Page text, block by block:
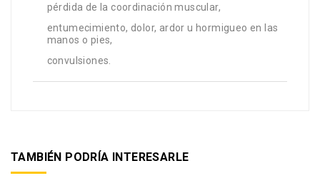
pérdida de la coordinación muscular,
entumecimiento, dolor, ardor u hormigueo en las
manos o pies,
convulsiones.
TAMBIÉN PODRÍA INTERESARLE